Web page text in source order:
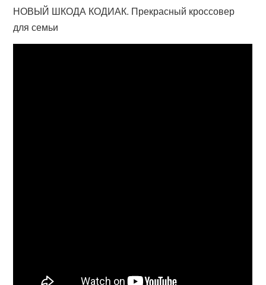
НОВЫЙ ШКОДА КОДИАК. Прекрасный кроссовер
для семьи